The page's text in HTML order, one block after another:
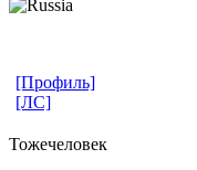
[Профиль]
[ЛС]
Тожечеловек